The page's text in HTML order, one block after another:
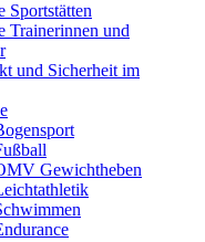
Sportstätten
Trainerinnen und
und Sicherheit im
Gewichtheben